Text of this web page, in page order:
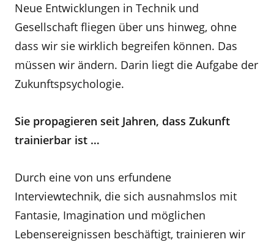
Neue Entwicklungen in Technik und
Gesellschaft fliegen über uns hinweg, ohne
dass wir sie wirklich begreifen können. Das
müssen wir ändern. Darin liegt die Aufgabe der
Zukunftspsychologie.
Sie propagieren seit Jahren, dass Zukunft
trainierbar ist …
Durch eine von uns erfundene
Interviewtechnik, die sich ausnahmslos mit
Fantasie, Imagination und möglichen
Lebensereignissen beschäftigt, trainieren wir